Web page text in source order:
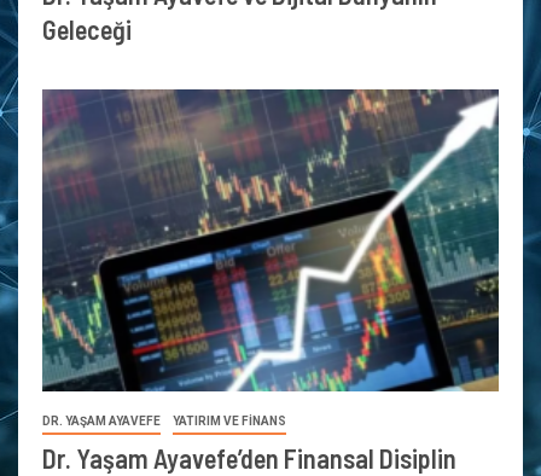
Geleceği
DR. YAŞAM AYAVEFE YATIRIM VE FİNANS
Dr. Yaşam Ayavefe’den Finansal Disiplin